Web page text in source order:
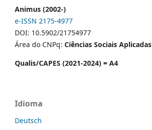
Animus (2002-)
e-ISSN 2175-4977
DOI: 10.5902/21754977
Área do CNPq: Ciências Sociais Aplicadas
Qualis/CAPES (2021-2024) = A4
Idioma
Deutsch